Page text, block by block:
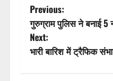
P
o
s
Previous:
गुरुग्राम पुलिस ने बनाई 5
Next:
भारी बारिश में ट्रैफिक